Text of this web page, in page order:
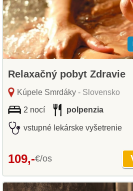
Relaxačný pobyt Zdravie
Kúpele Smrdáky- Slovensko
2 nocí polpenzia
vstupné lekárske vyšetrenie
109,-€/os